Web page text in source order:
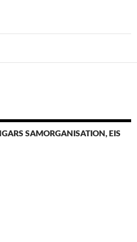
SAMORGANISATION, EIS